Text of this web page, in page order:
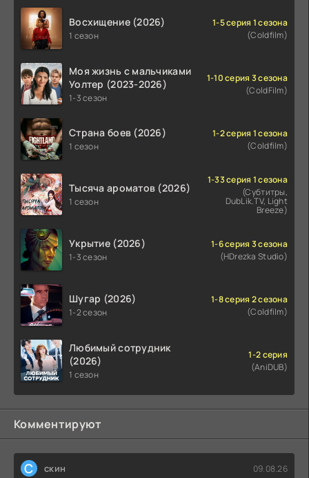
Восхищение (2026)
1 сезон
1-5 серия 1 сезона
(Coldfilm)
Моя жизнь с мальчиками
Уолтер (2023-2026)
1-3 сезон
1-10 серия 3 сезона
(ColdFilm)
Страна боев (2026)
1 сезон
1-2 серия 1 сезона
(Coldfilm)
Тысяча ароматов (2026)
1 сезон
1-33 серия 1 сезона
(Субтитры,
DubLik.TV, Light
Breeze)
Укрытие (2026)
1-3 сезон
1-6 серия 3 сезона
(HDrezka Studio)
Шугар (2026)
1-2 сезон
1-8 серия 2 сезона
(Coldfilm)
Любимый сотрудник
(2026)
1 сезон
1-2 серия
(AniDUB)
Комментируют
С скин 09.08.26